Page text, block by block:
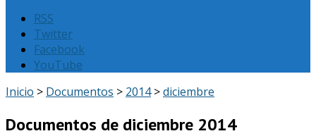
RSS
Twitter
Facebook
YouTube
Inicio > Documentos > 2014>diciembre
Documentos de diciembre 2014